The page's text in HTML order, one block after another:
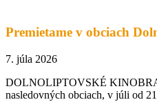
Premietame v obciach
7. júla 2026
DOLNOLIPTOVSKÉ
nasledovných obciach, v júli od